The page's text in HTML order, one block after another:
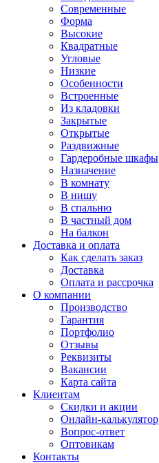
Современные
Форма
Высокие
Квадратные
Угловые
Низкие
Особенности
Встроенные
Из кладовки
Закрытые
Открытые
Раздвижные
Гардеробные шкафы
Назначение
В комнату
В нишу
В спальню
В частный дом
На балкон
Доставка и оплата
Как сделать заказ
Доставка
Оплата и рассрочка
О компании
Производство
Гарантия
Портфолио
Отзывы
Реквизиты
Вакансии
Карта сайта
Клиентам
Скидки и акции
Онлайн-калькулятор
Вопрос-ответ
Оптовикам
Контакты